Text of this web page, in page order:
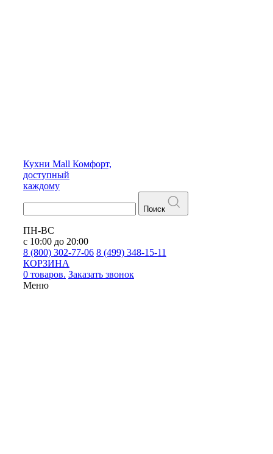
Кухни Mall Комфорт,
доступный
каждому
Поиск
ПН-ВС
с 10:00 до 20:00
8 (800) 302-77-06 8 (499) 348-15-11
КОРЗИНА
0 товаров. Заказать звонок
Меню